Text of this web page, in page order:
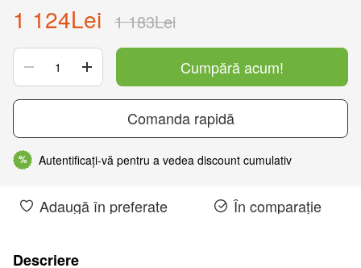
1 124Lei 1 183Lei
Cumpără acum!
Comanda rapidă
% Autentificați-vă pentru a vedea discount cumulativ
Adaugă în preferate În comparație
Descriere